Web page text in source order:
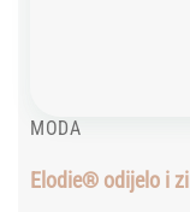
MODA
Elodie® odijelo i